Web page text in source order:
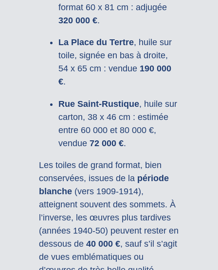
format 60 x 81 cm : adjugée
320 000 €.
La Place du Tertre, huile sur
toile, signée en bas à droite,
54 x 65 cm : vendue 190 000
€.
Rue Saint-Rustique, huile sur
carton, 38 x 46 cm : estimée
entre 60 000 et 80 000 €,
vendue 72 000 €.
Les toiles de grand format, bien
conservées, issues de la période
blanche(vers 1909-1914),
atteignent souvent des sommets. À
l’inverse, les œuvres plus tardives
(années 1940-50) peuvent rester en
dessous de 40 000 €, sauf s’il s’agit
de vues emblématiques ou